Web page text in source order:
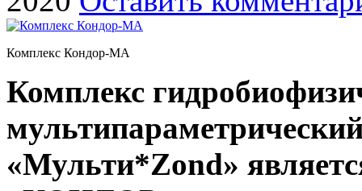
Комплекс Кондор-МА
Комплекс
«Мульти*Zond»